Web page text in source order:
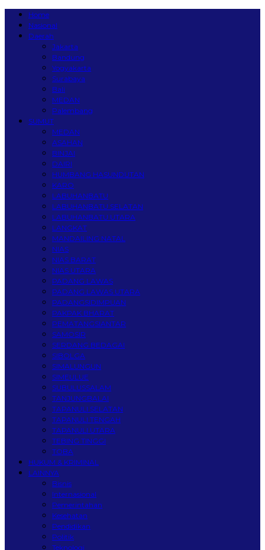
Home
Nasional
Daerah
Jakarta
Bandung
Yogyakarta
Surabaya
Bali
MEDAN
Palembang
SUMUT
MEDAN
ASAHAN
BINJAI
DAIRI
HUMBANG HASUNDUTAN
KARO
LABUHANBATU
LABUHANBATU SELATAN
LABUHANBATU UTARA
LANGKAT
MANDAILING NATAL
NIAS
NIAS BARAT
NIAS UTARA
PADANG LAWAS
PADANG LAWAS UTARA
PADANGSIDIMPUAN
PAKPAK BHARAT
PEMATANGSIANTAR
SAMOSIR
SERDANG BEDAGAI
SIBOLGA
SIMALUNGUN
SIMEULUE
SUBULUSSALAM
TANJUNGBALAI
TAPANULI SELATAN
TAPANULI TENGAH
TAPANULI UTARA
TEBING TINGGI
TOBA
HUKUM & KRIMINAL
LAINNYA
Bisnis
Internasional
Pemerintahan
Kesehatan
Pendidikan
Politik
Teknologi